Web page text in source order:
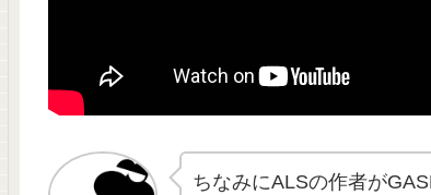
ちなみにALSの作者が